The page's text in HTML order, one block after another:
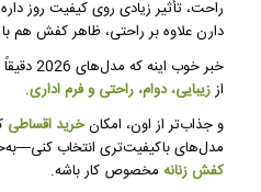
راحت، تأثیر زیادی روی کیفیت روز
دارن علاوه بر راحتی، ظاهر کفش هم
خبر خوب
اززیبایی، دوام، راحتی و فرم اداری.
و جذاب‌تر از اون، امکانخرید اقساطی
مدل‌های باکیفیت‌تری انتخاب
کفش زنانهمخصوص کار باشه.